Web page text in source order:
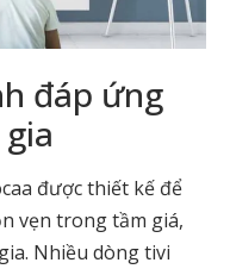
đáp ứng
được thiết kế để
vẹn trong tầm giá,
Nhiều dòng tivi